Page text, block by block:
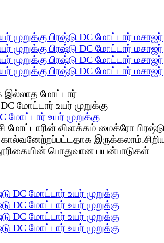
முறுக்கு பிரஷ்டு DC மோட்டார் மசாஜர்
முறுக்கு பிரஷ்டு DC மோட்டார் மசாஜர்
முறுக்கு பிரஷ்டு DC மோட்டார் மசாஜர்
முறுக்கு பிரஷ்டு DC மோட்டார் மசாஜர்
மோட்டார் உயர் முறுக்கு
மோட்டாரின் விளக்கம் மைக்ரோ
பொதுவான பயன்பாடுகள்
DC மோட்டார் உயர் முறுக்கு
DC மோட்டார் உயர் முறுக்கு
DC மோட்டார் உயர் முறுக்கு
DC மோட்டார் உயர் முறுக்கு